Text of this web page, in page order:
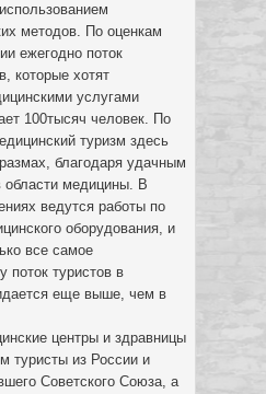
методов. По оценкам
ежегодно поток
которые хотят
услугами
100тысяч человек. По
туризм здесь
благодаря удачным
медицины. В
ведутся работы по
оборудования, и
все самое
поток туристов в
еще выше, чем в
центры и здравницы
туристы из России и
Советского Союза, а